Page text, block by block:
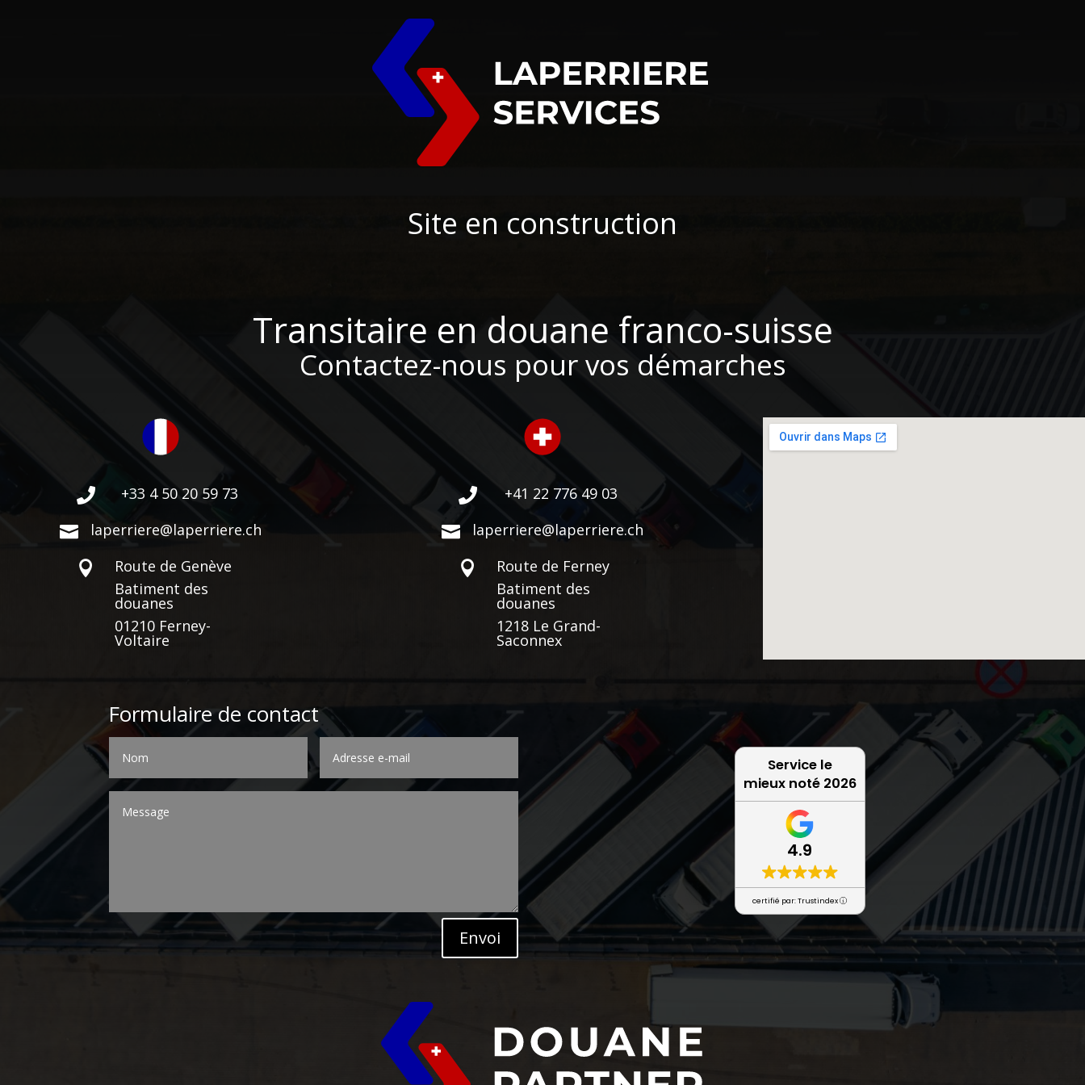
Site en construction
Transitaire en douane franco-suisse
Contactez-nous pour vos démarches
 +33 4 50 20 59 73
 laperriere@laperriere.ch

Route de Genève
Batiment des
douanes
01210 Ferney-
Voltaire
 +41 22 776 49 03
 laperriere@laperriere.ch

Route de Ferney
Batiment des
douanes
1218 Le Grand-
Saconnex
Formulaire de contact
Envoi
Alternative:
Service le
mieux noté 2026
4.9
certifié par: Trustindex